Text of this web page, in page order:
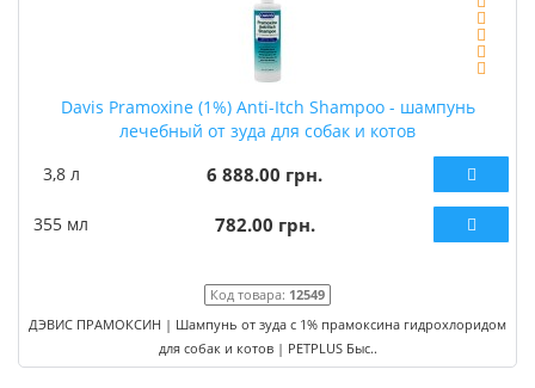
Davis Pramoxine (1%) Anti-Itch Shampoo - шампунь
лечебный от зуда для собак и котов
3,8 л
6 888.00 грн.
355 мл 782.00 грн.
Код товара: 12549
ДЭВИС ПРАМОКСИН | Шампунь от зуда с 1% прамоксина гидрохлоридом
для собак и котов | PETPLUS Быс..